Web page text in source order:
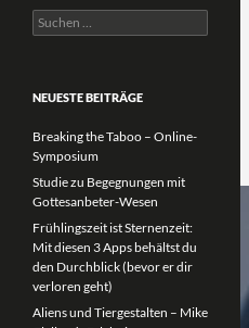
Suchen
nach:
NEUESTE BEITRÄGE
Breaking the Taboo – Online-
Symposium
Studie zu Begegnungen mit
Gottesanbeter-Wesen
Frühlingszeit ist Sternenzeit:
Mit diesen 3 Apps behältst du
den Durchblick (bevor er dir
verloren geht)
Aliens und Tiergestalten – Mike